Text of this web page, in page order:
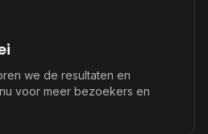
we de resultaten en
voor meer bezoekers en